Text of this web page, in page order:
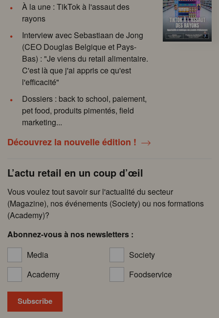
À la une : TikTok à l'assaut des
rayons
Interview avec Sebastiaan de Jong
(CEO Douglas Belgique et Pays-
Bas) : "Je viens du retail alimentaire.
C'est là que j'ai appris ce qu'est
l'efficacité"
Dossiers : back to school, paiement,
pet food, produits pimentés, field
marketing...
Découvrez la nouvelle édition !
L’actu retail en un coup d’œil
Vous voulez tout savoir sur l'actualité du secteur
(Magazine), nos événements (Society) ou nos formations
(Academy)?
Abonnez-vous à nos newsletters :
Media
Society
Academy
Foodservice